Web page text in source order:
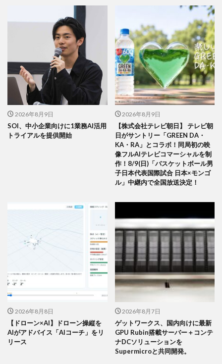
2026年8月9日
SOI、中小企業向けに1業務AI活用
トライアルを提供開始
2026年8月9日
【株式会社テレビ朝日】 テレビ朝
日がサントリー「GREEN DA・
KA・RA」とコラボ！同局初の映
像フルAIテレビコマーシャルを制
作！8/9(日)「バスケットボール男
子日本代表国際試合 日本×モンゴ
ル」中継内で全国放送決定！
2026年8月8日
【ドローン×AI】ドローン操縦を
AIがアドバイス「AIコーチ」をリ
リース
2026年8月7日
ゲットワークス、国内向けに最新
GPU Rubin搭載サーバー＋コンテ
ナDCソリューションを
Supermicroと共同開発。